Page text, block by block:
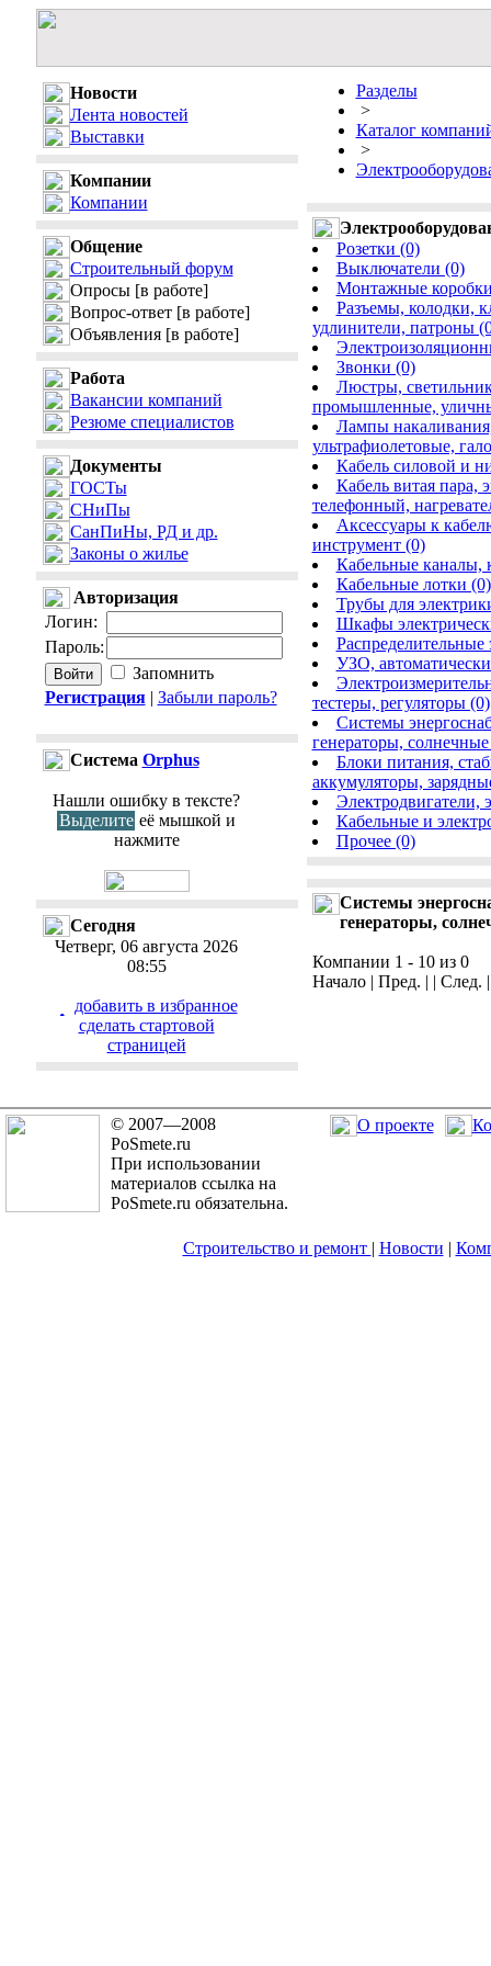
Новости
Лента новостей
Выставки
Компании
Компании
Общение
Строительный форум
Опросы [в работе]
Вопрос-ответ [в работе]
Объявления [в работе]
Работа
Вакансии компаний
Резюме специалистов
Документы
ГОСТы
СНиПы
СанПиНы, РД и др.
Законы о жилье
Авторизация
Логин:
Пароль:
Запомнить
Регистрация| Забыли пароль?
Cистема Orphus
Нашли ошибку в тексте?
Выделите её мышкой и
нажмите
Сегодня
Четверг, 06 августа 2026
08:55
добавить в избранное
cделать стартовой
страницей
Разделы
>
Каталог
>
Розетки (0)
Выключатели (0)
Монтажные
Разъемы, колодки,
удлинители, патроны
Звонки (0)
Люстры,
промышленные,
Лампы
ультрафиолетовые,
Кабель силовой и
Кабель витая
телефонный,
Аксессуары к
инструмент (0)
Кабельные каналы,
Кабельные лотки (0)
Трубы для
Шкафы
УЗО,
тестеры, регуляторы (0)
Системы
генераторы,
Блоки питания,
аккумуляторы,
Электродвигатели,
Кабельные и
Прочее (0)
Системы
генераторы,
Компании 1 - 10 из 0
Начало | Пред. | | След.
© 2007—2008
PoSmete.ru
При использовании
материалов ссылка на
PoSmete.ru обязательна.
О проекте
Строительство и ремонт | Новости |